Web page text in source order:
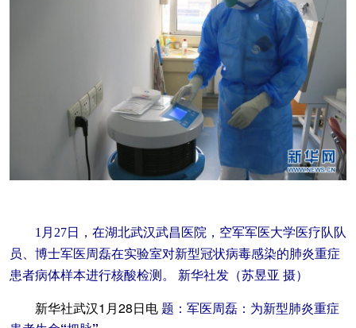
1月27日，在湖北武汉武昌医院，空军军医大学医疗队队
员、博士军医周磊在实验室对新型冠状病毒感染的肺炎重症
患者病体样本进行核酸检测。 新华社发（苏昱亚 摄）
新华社武汉1月28日电题：军医周磊：为新型肺炎重症